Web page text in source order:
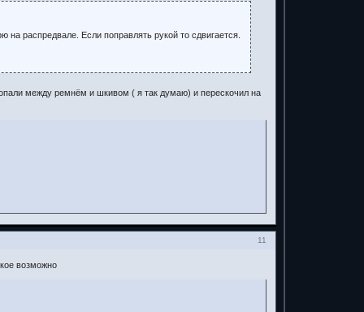
распредвале. Если поправлять рукой то сдвигается.
между ремнём и шкивом ( я так думаю) и перескочил на
11
возможно